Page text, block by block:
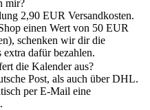
mir?
2,90 EUR Versandkosten.
einen Wert von 50 EUR
schenken wir dir die
dafür bezahlen.
die Kalender aus?
Post, als auch über DHL.
per E-Mail eine